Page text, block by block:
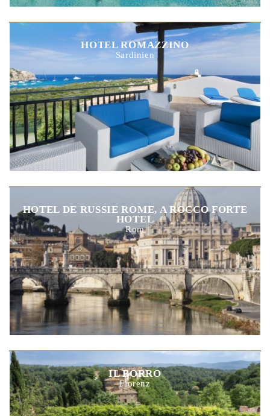
HOTEL ROMAZZINO
Sardinien
HOTEL DE RUSSIE ROME, A ROCCO FORTE
HOTEL
Rom
IL BORRO
Florenz